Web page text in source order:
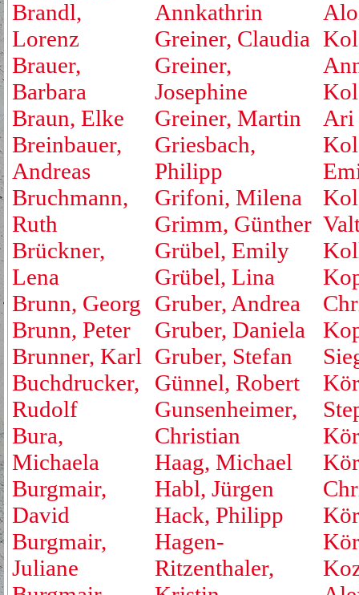
Brandl,
Lorenz
Brauer,
Barbara
Braun, Elke
Breinbauer,
Andreas
Bruchmann,
Ruth
Brückner,
Lena
Brunn, Georg
Brunn, Peter
Brunner, Karl
Buchdrucker,
Rudolf
Bura,
Michaela
Burgmair,
David
Burgmair,
Juliane
Annkathrin
Greiner, Claudia
Greiner,
Josephine
Greiner, Martin
Griesbach,
Philipp
Grifoni, Milena
Grimm, Günther
Grübel, Emily
Grübel, Lina
Gruber, Andrea
Gruber, Daniela
Gruber, Stefan
Günnel, Robert
Gunsenheimer,
Christian
Haag, Michael
Habl, Jürgen
Hack, Philipp
Hagen-
Ritzenthaler,
Ari